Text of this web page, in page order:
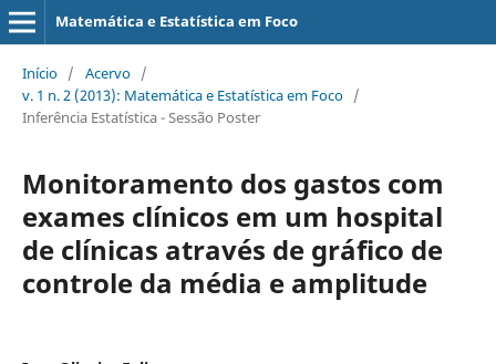
Matemática e Estatística em Foco
Início / Acervo /
v. 1 n. 2 (2013): Matemática e Estatística em Foco /
Inferência Estatística - Sessão Poster
Monitoramento dos gastos com
exames clínicos em um hospital
de clínicas através de gráfico de
controle da média e amplitude